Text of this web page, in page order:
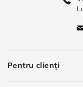
Pentru clienți